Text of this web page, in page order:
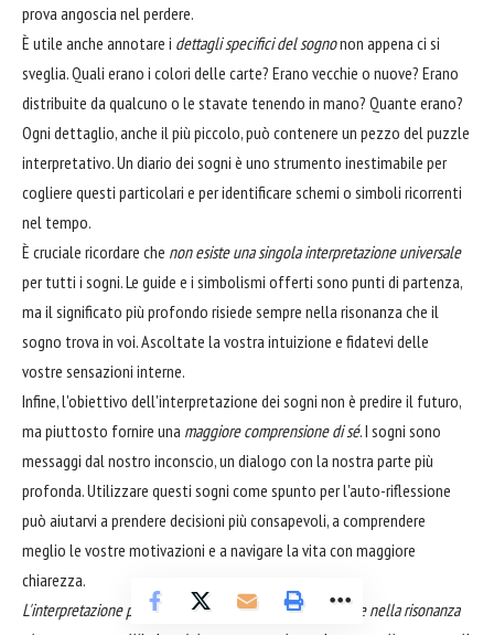
prova angoscia nel perdere.
È utile anche annotare i dettagli specifici del sognonon appena ci si
sveglia. Quali erano i colori delle carte? Erano vecchie o nuove? Erano
distribuite da qualcuno o le stavate tenendo in mano? Quante erano?
Ogni dettaglio, anche il più piccolo, può contenere un pezzo del puzzle
interpretativo. Un diario dei sogni è uno strumento inestimabile per
cogliere questi particolari e per identificare schemi o simboli ricorrenti
nel tempo.
È cruciale ricordare che non esiste una singola interpretazione universale
per tutti i sogni. Le guide e i simbolismi offerti sono punti di partenza,
ma il significato più profondo risiede sempre nella risonanza che il
sogno trova in voi. Ascoltate la vostra intuizione e fidatevi delle
vostre sensazioni interne.
Infine, l'obiettivo dell'interpretazione dei sogni non è predire il futuro,
ma piuttosto fornire una maggiore comprensione di sé. I sogni sono
messaggi dal nostro inconscio, un dialogo con la nostra parte più
profonda. Utilizzare questi sogni come spunto per l'auto-riflessione
può aiutarvi a prendere decisioni più consapevoli, a comprendere
meglio le vostre motivazioni e a navigare la vita con maggiore
chiarezza.
L'interpretazione più autentica di un sogno risiede sempre nella risonanza